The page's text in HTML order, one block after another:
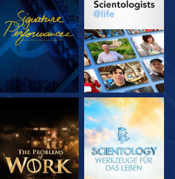
ANSEHEN
SERIE
SERIE
ENTDECKEN
SERIE
ENTDECKEN